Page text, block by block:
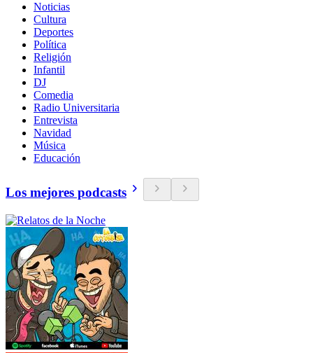
Noticias
Cultura
Deportes
Política
Religión
Infantil
DJ
Comedia
Radio Universitaria
Entrevista
Navidad
Música
Educación
Los mejores podcasts